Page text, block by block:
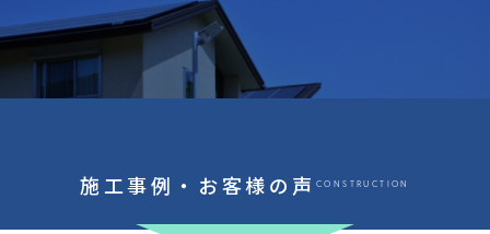
施工事例・お客様の声CONSTRUCTION